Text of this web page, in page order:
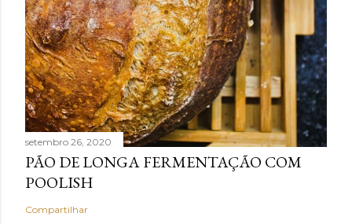
setembro 26, 2020
PÃO DE LONGA FERMENTAÇÃO COM
POOLISH
Compartilhar